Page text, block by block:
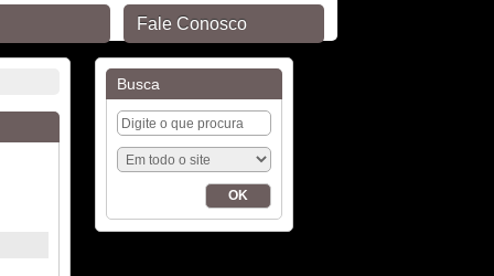
Busca
Fale Conosco